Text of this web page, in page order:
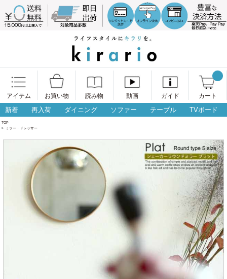
アイテム お買い物 読み物 動画 ガイド カート
新着 再入荷 ダイニング ソファー テーブル TVボード
TOP
> ミラー・ドレッサー